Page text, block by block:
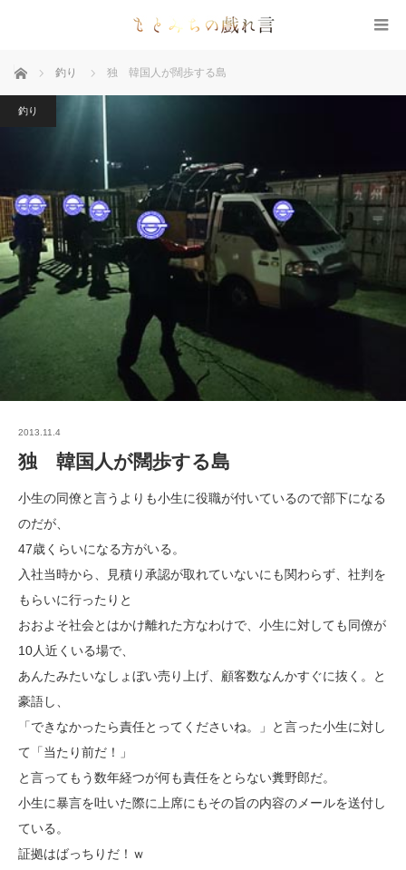
ホーム 釣り 独 韓国人が闊歩する島
釣り
2013.11.4
独 韓国人が闊歩する島
小生の同僚と言うよりも小生に役職が付いているので部下になる
のだが、
47歳くらいになる方がいる。
入社当時から、見積り承認が取れていないにも関わらず、社判を
もらいに行ったりと
おおよそ社会とはかけ離れた方なわけで、小生に対しても同僚が
10人近くいる場で、
あんたみたいなしょぼい売り上げ、顧客数なんかすぐに抜く。と
豪語し、
「できなかったら責任とってくださいね。」と言った小生に対し
て「当たり前だ！」
と言ってもう数年経つが何も責任をとらない糞野郎だ。
小生に暴言を吐いた際に上席にもその旨の内容のメールを送付し
ている。
証拠はばっちりだ！ｗ